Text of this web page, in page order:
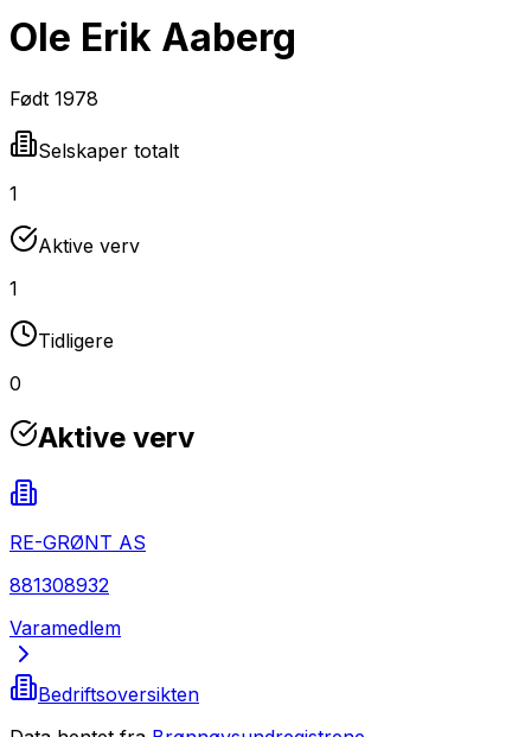
Ole Erik Aaberg
Født 1978
Selskaper totalt
1
Aktive verv
1
Tidligere
0
Aktive verv
RE-GRØNT AS
881308932
Varamedlem
Bedriftsoversikten